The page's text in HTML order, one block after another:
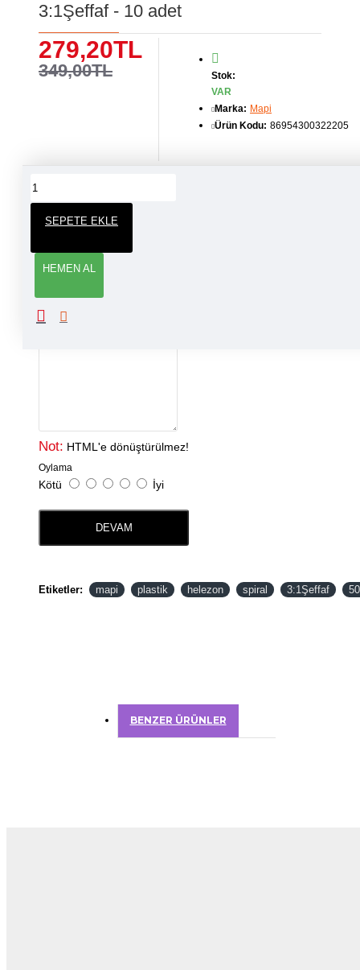
3:1Şeffaf - 10 adet
279,20TL
349,00TL
Stok:
VAR
Marka: Mapi
Ürün Kodu: 86954300322205
SEPETE EKLE
HEMEN AL
ÜRÜN YORUMLARI
Not: HTML'e dönüştürülmez!
Oylama
Kötü İyi
DEVAM
Etiketler: mapi plastik helezon spiral 3:1Şeffaf
BENZER ÜRÜNLER